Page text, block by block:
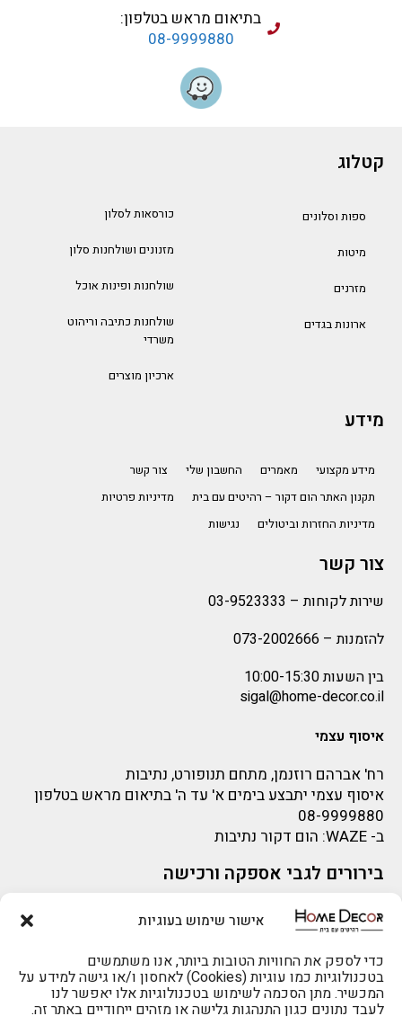
אישור שימוש בעוגיות
כדי לספק את החוויות הטובות ביותר, אנו משתמשים
בטכנולוגיות כמו עוגיות (Cookies) לאחסון ו/או גישה למידע על
המכשיר. מתן הסכמה לשימוש בטכנולוגיות אלו יאפשר לנו
לעבד נתונים כגון התנהגות גלישה או מזהים ייחודיים באתר זה.
בתיאום מראש בטלפון:
08-9999880
קטלוג
ספות וסלונים
מיטות
מזרנים
ארונות בגדים
כורסאות לסלון
מזנונים ושולחנות סלון
שולחנות ופינות אוכל
שולחנות כתיבה וריהוט
משרדי
ארכיון מוצרים
מידע
מידע מקצועי מאמרים החשבון שלי
צור קשר
תקנון האתר הום דקור – רהיטים עם בית
מדיניות פרטיות
מדיניות החזרות וביטולים
נגישות
צור קשר
שירות לקוחות – 03-9523333
להזמנות – 073-2002666
בין השעות 10:00-15:30
sigal@home-decor.co.il
איסוף עצמי
רח' אברהם רוזנמן, מתחם תנופורט, נתיבות
איסוף עצמי יתבצע בימים א' עד ה' בתיאום מראש בטלפון
08-9999880
ב- WAZE: הום דקור נתיבות
בירורים לגבי אספקה ורכישה
בירור לגבי אספקה -ניתן לפנות למייל:
sigal@home-decor.co.il
פניות לפני רכישה – ניתן לפנות למייל: omer@home-
decor.co.il